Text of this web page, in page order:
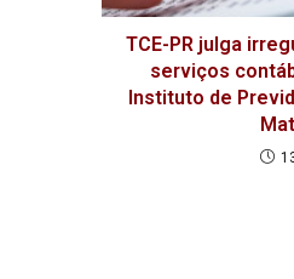
TCE-PR julga
serviços
Instituto de